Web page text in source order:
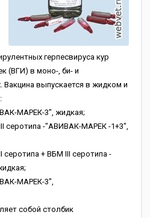
герпесвируса кур
(ВГИ) в моно-, би- и
Вакцина выпускается в жидком и
МАРЕК-3", жидкая;
серотипа -"АВИВАК-МАРЕК -1+3",
серотипа + ВБМ III серотипа -
МАРЕК-3",
собой столбик